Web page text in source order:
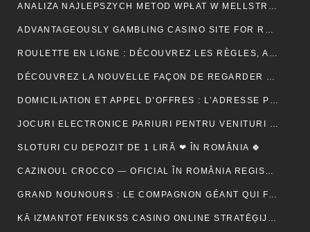
ANALIZA NAJLEPSZYCH METOD WPŁAT W MELLSTROY: JAK ZAPEWNIĆ SOBIE BEZPIECZEŃSTWO
ADVANTAGEOUSLY GAMBLING CASINO SITE FOR RELY METHOD ACTING BETONLINE _ CANADA TRY YOUR LUCK
ROULETTE EN LIGNE : DÉCOUVREZ LES RÈGLES, ASTUCES ET MÉTHODES POUR GAGNER
DÉCOUVREZ LA NOUVELLE FAÇON DE REGARDER LA TÉLÉVISION AVEC MON AGENCE IPTV
DOMICILIATION ET APPEL D’OFFRES : L’ADRESSE PEUT-ELLE RASSURER UN ACHETEUR ?
JOCURI ELECTRONICE PARIURI PENTRU VENITURI SUPLIMENTARE – RO 🍾
SLOTURI CU DEPOZIT DE 1 LIRĂ ❤ ÎN ROMÂNIA 🍀
CAZINOUL CROCCO — OFICIAL ÎN ROMÂNIA REGISTER FREE
GRAND NOUNOURS : LE COMPAGNON GÉANT QUI FAIT FONDRE TOUS LES CŒURS
KĀ IZMANTOT FENIKSS CASINO ONLINE STRATĒĢIJAS, LAI PALIELINĀTU IZREDZES